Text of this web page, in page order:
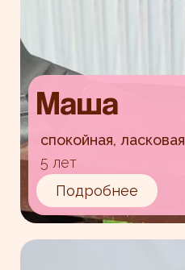
Маша
спокойная, ласковая
5 лет
Подробнее